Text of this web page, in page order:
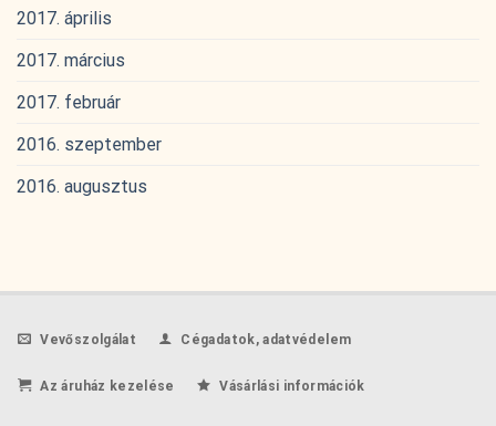
2017. április
2017. március
2017. február
2016. szeptember
2016. augusztus
Vevőszolgálat Cégadatok, adatvédelem
Az áruház kezelése Vásárlási információk